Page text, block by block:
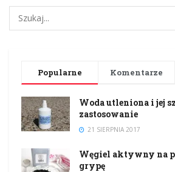
Popularne Komentarze
Woda utleniona i jej
zastosowanie
21 SIERPNIA 2017
Węgiel aktywny na
grypę